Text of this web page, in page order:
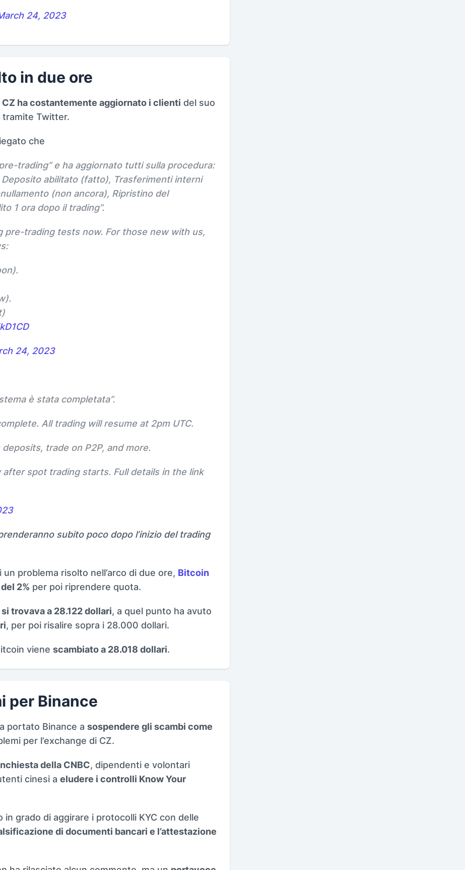
24, 2023
in due ore
CZ ha costantemente aggiornato i clienti del suo
tramite Twitter.
che
trading” e ha aggiornato tutti sulla procedura:
abilitato (fatto), Trasferimenti interni
(non ancora), Ripristino del
1 ora dopo il trading”.
pre-trading tests now. For those new with us,
24, 2023
è stata completata”.
All trading will resume at 2pm UTC.
trade on P2P, and more.
spot trading starts. Full details in the link
subito poco dopo l’inizio del trading
problema risolto nell’arco di due ore, Bitcoin
2% per poi riprendere quota.
si trovava a 28.122 dollari, a quel punto ha avuto
, per poi risalire sopra i 28.000 dollari.
viene scambiato a 28.018 dollari.
per Binance
portato Binance a sospendere gli scambi come
per l’exchange di CZ.
della CNBC, dipendenti e volontari
cinesi a eludere i controlli Know Your
grado di aggirare i protocolli KYC con delle
di documenti bancari e l’attestazione